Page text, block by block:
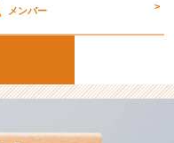
メンバー >